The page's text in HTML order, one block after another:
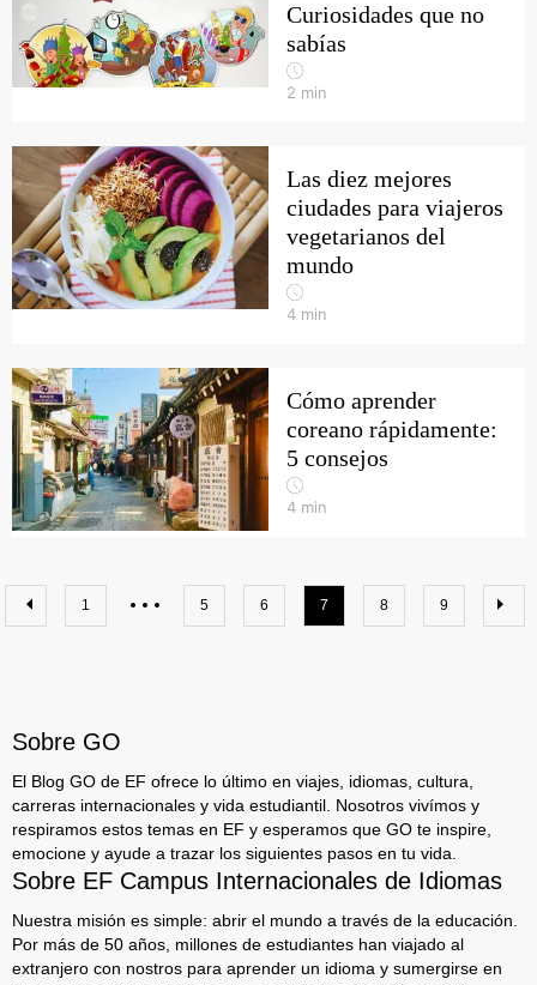
Curiosidades que no
sabías
2 min
Las diez mejores
ciudades para viajeros
vegetarianos del
mundo
4 min
Cómo aprender
coreano rápidamente:
5 consejos
4 min
1 5 6 7 8 9
Sobre GO
El Blog GO de EF ofrece lo último en viajes, idiomas, cultura,
carreras internacionales y vida estudiantil. Nosotros vivímos y
respiramos estos temas en EF y esperamos que GO te inspire,
emocione y ayude a trazar los siguientes pasos en tu vida.
Sobre EF Campus Internacionales de Idiomas
Nuestra misión es simple: abrir el mundo a través de la educación.
Por más de 50 años, millones de estudiantes han viajado al
extranjero con nostros para aprender un idioma y sumergirse en